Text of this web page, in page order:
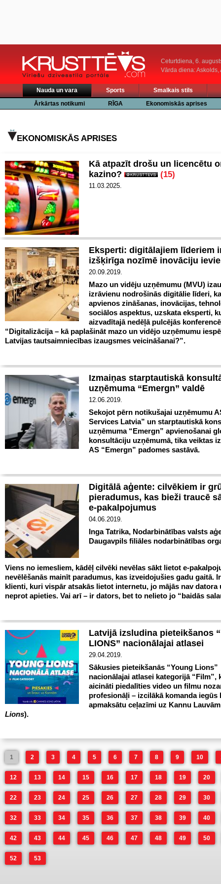
Ceturtdiena, 6.
Vārda diena: Askolds,
Nauda un vara Sports
Smalkais stils
Ārkārtas notikumi
RĪGA Ekonomiskās aprises
EKONOMISKĀS APRISES
Kā atpazīt drošu un licencētu
kazino?
(15)
11.03.2025.
Eksperti: digitālajiem līderiem
izšķirīga nozīmē inovāciju
20.09.2019.
Mazo un vidēju uzņēmumu (MVU)
izrāvienu nodrošinās digitālie līderi,
apvienos zināšanas, inovācijas,
sociālos aspektus, uzskata eksperti,
aizvadītajā nedēļā pulcējās konferencē
“Digitalizācija – kā paplašināt mazo un vidējo uzņēmumu
Latvijas tautsaimniecības izaugsmes veicināšanai?”.
Izmaiņas starptautiskā
uzņēmuma “Emergn” valdē
12.06.2019.
Sekojot pērn notikušajai uzņēmumu
Services Latvia” un starptautiskā
uzņēmuma “Emergn” apvienošanai
konsultāciju uzņēmumā, tika veiktas
AS “Emergn” padomes sastāvā.
Digitālā aģente: cilvēkiem ir
pieradumus, kas bieži traucē
e-pakalpojumus
04.06.2019.
Inga Tatrika, Nodarbinātības valsts
Daugavpils filiāles nodarbinātības
Viens no iemesliem, kādēļ cilvēki nevēlas sākt lietot e-
nevēlēšanās mainīt paradumus, kas izveidojušies gadu gaitā.
klienti, kuri vispār atsakās lietot internetu, jo mājās nav datora
neprot apieties. Vai arī – ir dators, bet to nelieto jo “baidās
Latvijā izsludina pieteikšanos
LIONS” nacionālajai atlasei
29.04.2019.
Sākusies pieteikšanās “Young Lions”
nacionālajai atlasei kategorijā “Film”,
aicināti piedalīties video un filmu
profesionāļi – izcilākā komanda iegūs
apmaksātu ceļazīmi uz Kannu
Lions).
1 2 3 4 5 6 7 8 9 10
12 13 14 15 16 17 18 19 20
22 23 24 25 26 27 28 29 30
32 33 34 35 36 37 38 39 40
42 43 44 45 46 47 48 49 50
52 53